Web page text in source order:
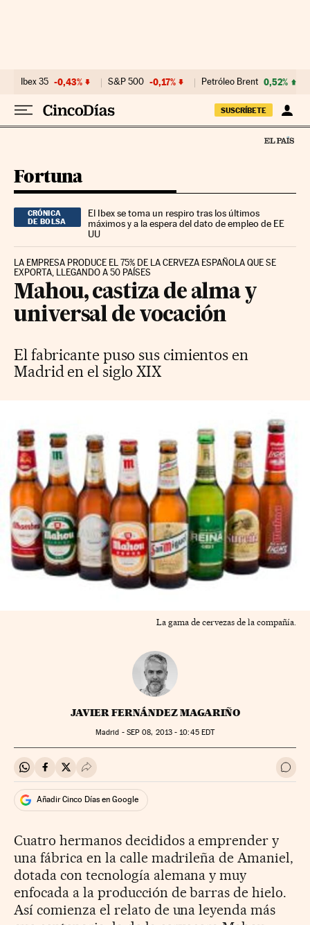
Ibex 35 -0,43% S&P 500 -0,17% Petróleo Brent 0,52%
SUSCRÍBETE
Fortuna
CRÓNICA
DE BOLSA
El Ibex se toma un respiro tras los últimos
máximos y a la espera del dato de empleo de EE
UU
LA EMPRESA PRODUCE EL 75% DE LA CERVEZA ESPAÑOLA QUE SE
EXPORTA, LLEGANDO A 50 PAÍSES
Mahou, castiza de alma y
universal de vocación
El fabricante puso sus cimientos en
Madrid en el siglo XIX
La gama de cervezas de la compañía.
JAVIER FERNÁNDEZ MAGARIÑO
Madrid - SEP 08, 2013 - 10:45EDT
Compartir en Whatsapp
Compartir en Facebook
Compartir en Twitter
Desplegar Redes Sociales Ir a
Añadir Cinco Días en Google
Cuatro hermanos decididos a emprender y
una fábrica en la calle madrileña de Amaniel,
dotada con tecnología alemana y muy
enfocada a la producción de barras de hielo.
Así comienza el relato de una leyenda más